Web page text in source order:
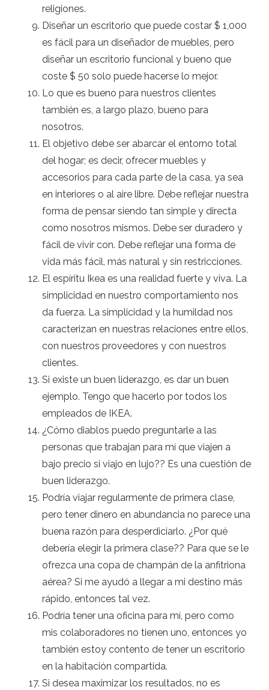
religiones.
Diseñar un escritorio que puede costar $ 1,000
es fácil para un diseñador de muebles, pero
diseñar un escritorio funcional y bueno que
coste $ 50 solo puede hacerse lo mejor.
Lo que es bueno para nuestros clientes
también es, a largo plazo, bueno para
nosotros.
El objetivo debe ser abarcar el entorno total
del hogar; es decir, ofrecer muebles y
accesorios para cada parte de la casa, ya sea
en interiores o al aire libre. Debe reflejar nuestra
forma de pensar siendo tan simple y directa
como nosotros mismos. Debe ser duradero y
fácil de vivir con. Debe reflejar una forma de
vida más fácil, más natural y sin restricciones.
El espíritu Ikea es una realidad fuerte y viva. La
simplicidad en nuestro comportamiento nos
da fuerza. La simplicidad y la humildad nos
caracterizan en nuestras relaciones entre ellos,
con nuestros proveedores y con nuestros
clientes.
Si existe un buen liderazgo, es dar un buen
ejemplo. Tengo que hacerlo por todos los
empleados de IKEA.
¿Cómo diablos puedo preguntarle a las
personas que trabajan para mí que viajen a
bajo precio si viajo en lujo?? Es una cuestión de
buen liderazgo.
Podría viajar regularmente de primera clase,
pero tener dinero en abundancia no parece una
buena razón para desperdiciarlo. ¿Por qué
debería elegir la primera clase?? Para que se le
ofrezca una copa de champán de la anfitriona
aérea? Si me ayudó a llegar a mi destino más
rápido, entonces tal vez.
Podría tener una oficina para mí, pero como
mis colaboradores no tienen uno, entonces yo
también estoy contento de tener un escritorio
en la habitación compartida.
Si desea maximizar los resultados, no es